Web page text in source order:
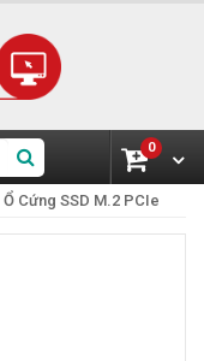
0
Ổ Cứng SSD M.2 PCIe